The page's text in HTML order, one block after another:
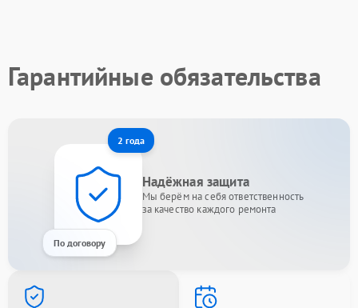
Гарантийные обязательства
2 года
По договору
Надёжная защита
Мы берём на себя ответственность
за качество каждого ремонта